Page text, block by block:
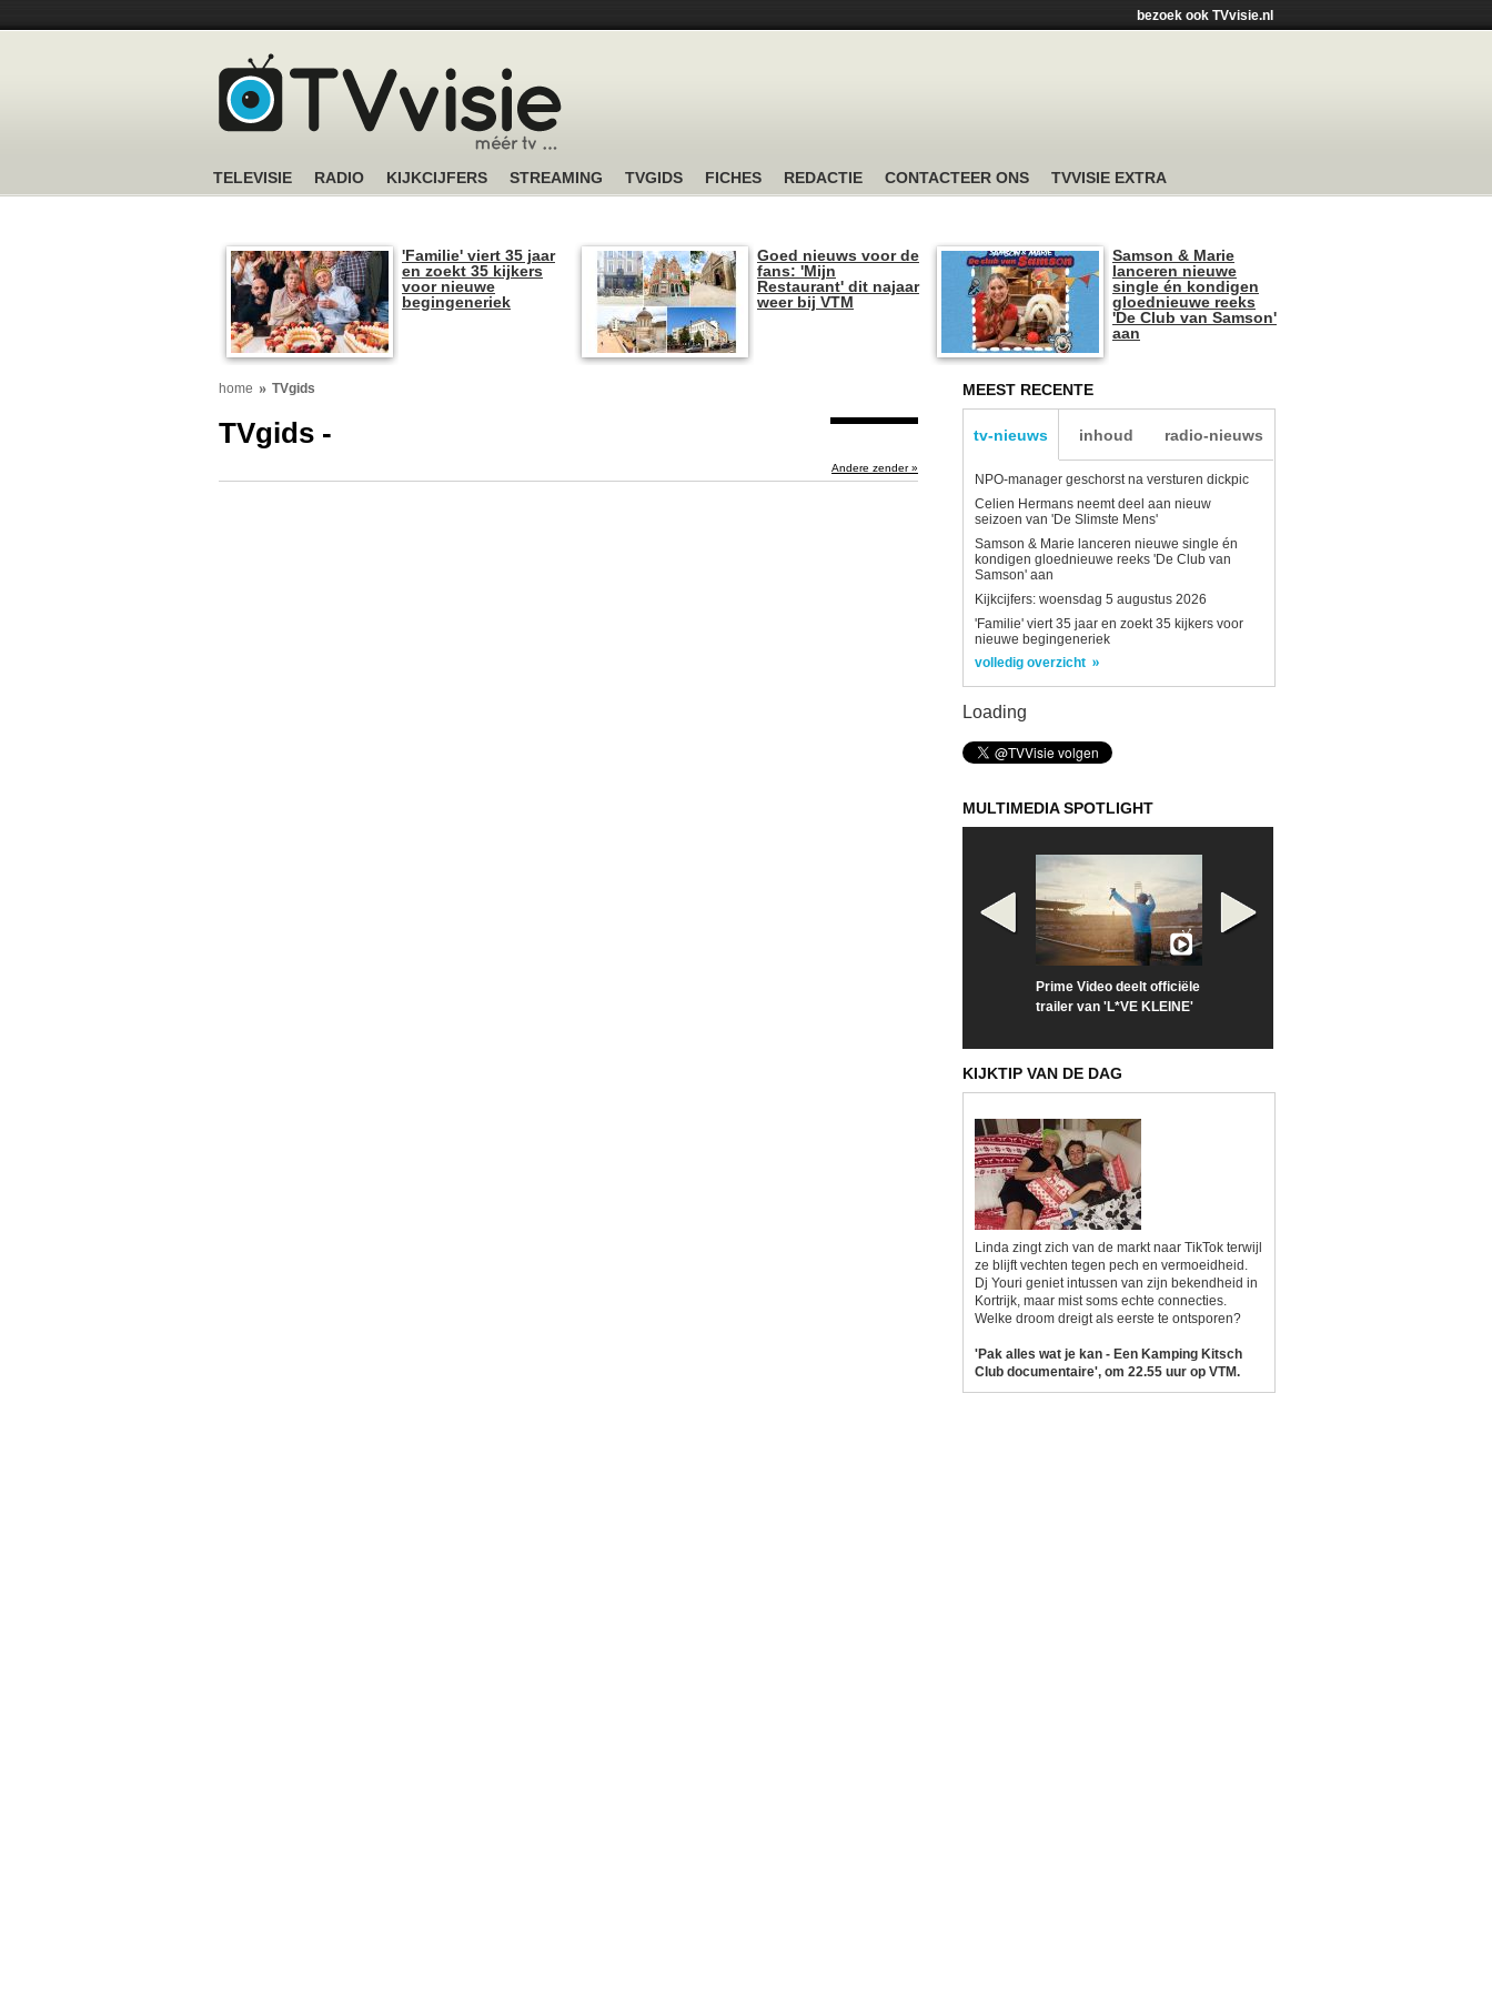
bezoek ook TVvisie.nl
TELEVISIE RADIO KIJKCIJFERS STREAMING TVGIDS FICHES REDACTIE CONTACTEER ONS TVVISIE EXTRA
'Familie' viert 35 jaar
en zoekt 35 kijkers
voor nieuwe
begingeneriek
Goed nieuws voor de
fans: 'Mijn
Restaurant' dit najaar
weer bij VTM
Samson & Marie
lanceren nieuwe
single én kondigen
gloednieuwe reeks
'De Club van Samson'
aan
home TVgids
TVgids -
Andere zender »
MEEST RECENTE
tv-nieuws inhoud radio-nieuws
NPO-manager geschorst na versturen dickpic
Celien Hermans neemt deel aan nieuw
seizoen van 'De Slimste Mens'
Samson & Marie lanceren nieuwe single én
kondigen gloednieuwe reeks 'De Club van
Samson' aan
Kijkcijfers: woensdag 5 augustus 2026
'Familie' viert 35 jaar en zoekt 35 kijkers voor
nieuwe begingeneriek
volledig overzicht
Loading
MULTIMEDIA SPOTLIGHT
Prime Video deelt officiële
trailer van 'L*VE KLEINE'
KIJKTIP VAN DE DAG
Linda zingt zich van de markt naar TikTok terwijl
ze blijft vechten tegen pech en vermoeidheid.
Dj Youri geniet intussen van zijn bekendheid in
Kortrijk, maar mist soms echte connecties.
Welke droom dreigt als eerste te ontsporen?
'Pak alles wat je kan - Een Kamping Kitsch
Club documentaire', om 22.55 uur op VTM.